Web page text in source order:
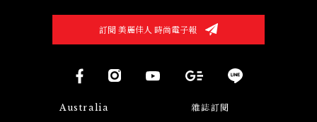
Australia
訂閱 美麗佳人 時尚電子報
雜誌訂閱